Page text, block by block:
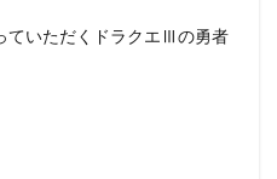
ていただくドラクエⅢの勇者